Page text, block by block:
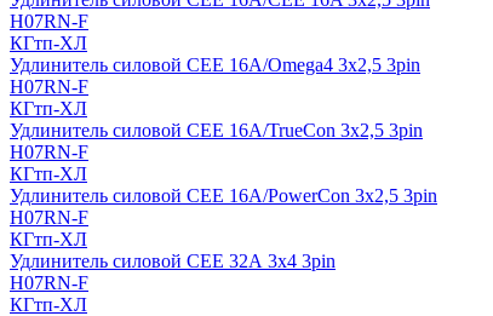
H07RN-F
КГтп-ХЛ
Удлинитель силовой CEE 16A/Omega4 3х2,5 3pin
H07RN-F
КГтп-ХЛ
Удлинитель силовой CEE 16A/TrueCon 3х2,5 3pin
H07RN-F
КГтп-ХЛ
Удлинитель силовой CEE 16A/PowerCon 3х2,5 3pin
H07RN-F
КГтп-ХЛ
Удлинитель силовой CEE 32А 3х4 3pin
H07RN-F
КГтп-ХЛ